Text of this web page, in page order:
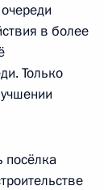
в более
Только
посёлка